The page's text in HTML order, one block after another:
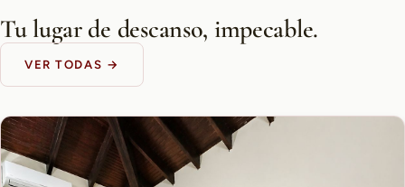
Tu lugar de descanso, impecable.
VER TODAS →